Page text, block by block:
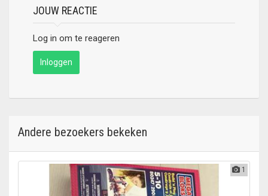
JOUW REACTIE
Log in om te reageren
Inloggen
Andere bezoekers bekeken
1